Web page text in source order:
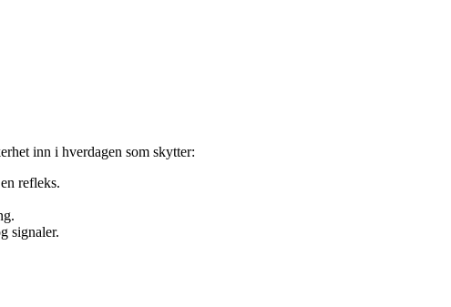
inn i hverdagen som skytter:
refleks.
signaler.